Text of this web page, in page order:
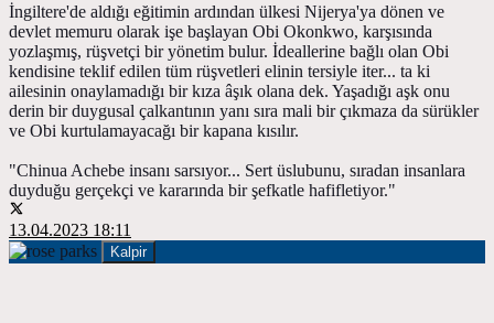
İngiltere'de aldığı eğitimin ardından ülkesi Nijerya'ya dönen ve
devlet memuru olarak işe başlayan Obi Okonkwo, karşısında
yozlaşmış, rüşvetçi bir yönetim bulur. İdeallerine bağlı olan Obi
kendisine teklif edilen tüm rüşvetleri elinin tersiyle iter... ta ki
ailesinin onaylamadığı bir kıza âşık olana dek. Yaşadığı aşk onu
derin bir duygusal çalkantının yanı sıra mali bir çıkmaza da sürükler
ve Obi kurtulamayacağı bir kapana kısılır.
"Chinua Achebe insanı sarsıyor... Sert üslubunu, sıradan insanlara
duyduğu gerçekçi ve kararında bir şefkatle hafifletiyor."
13.04.2023 18:11
Kalpir